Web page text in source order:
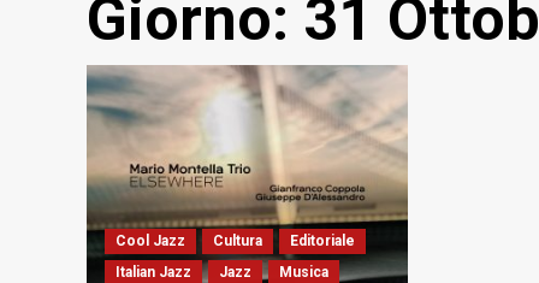
Giorno: 31
Cool Jazz Cultura
Editoriale
Italian Jazz
Jazz
Musica